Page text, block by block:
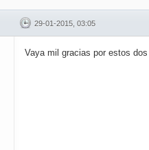
29-01-2015, 03:05
Vaya mil gracias por estos